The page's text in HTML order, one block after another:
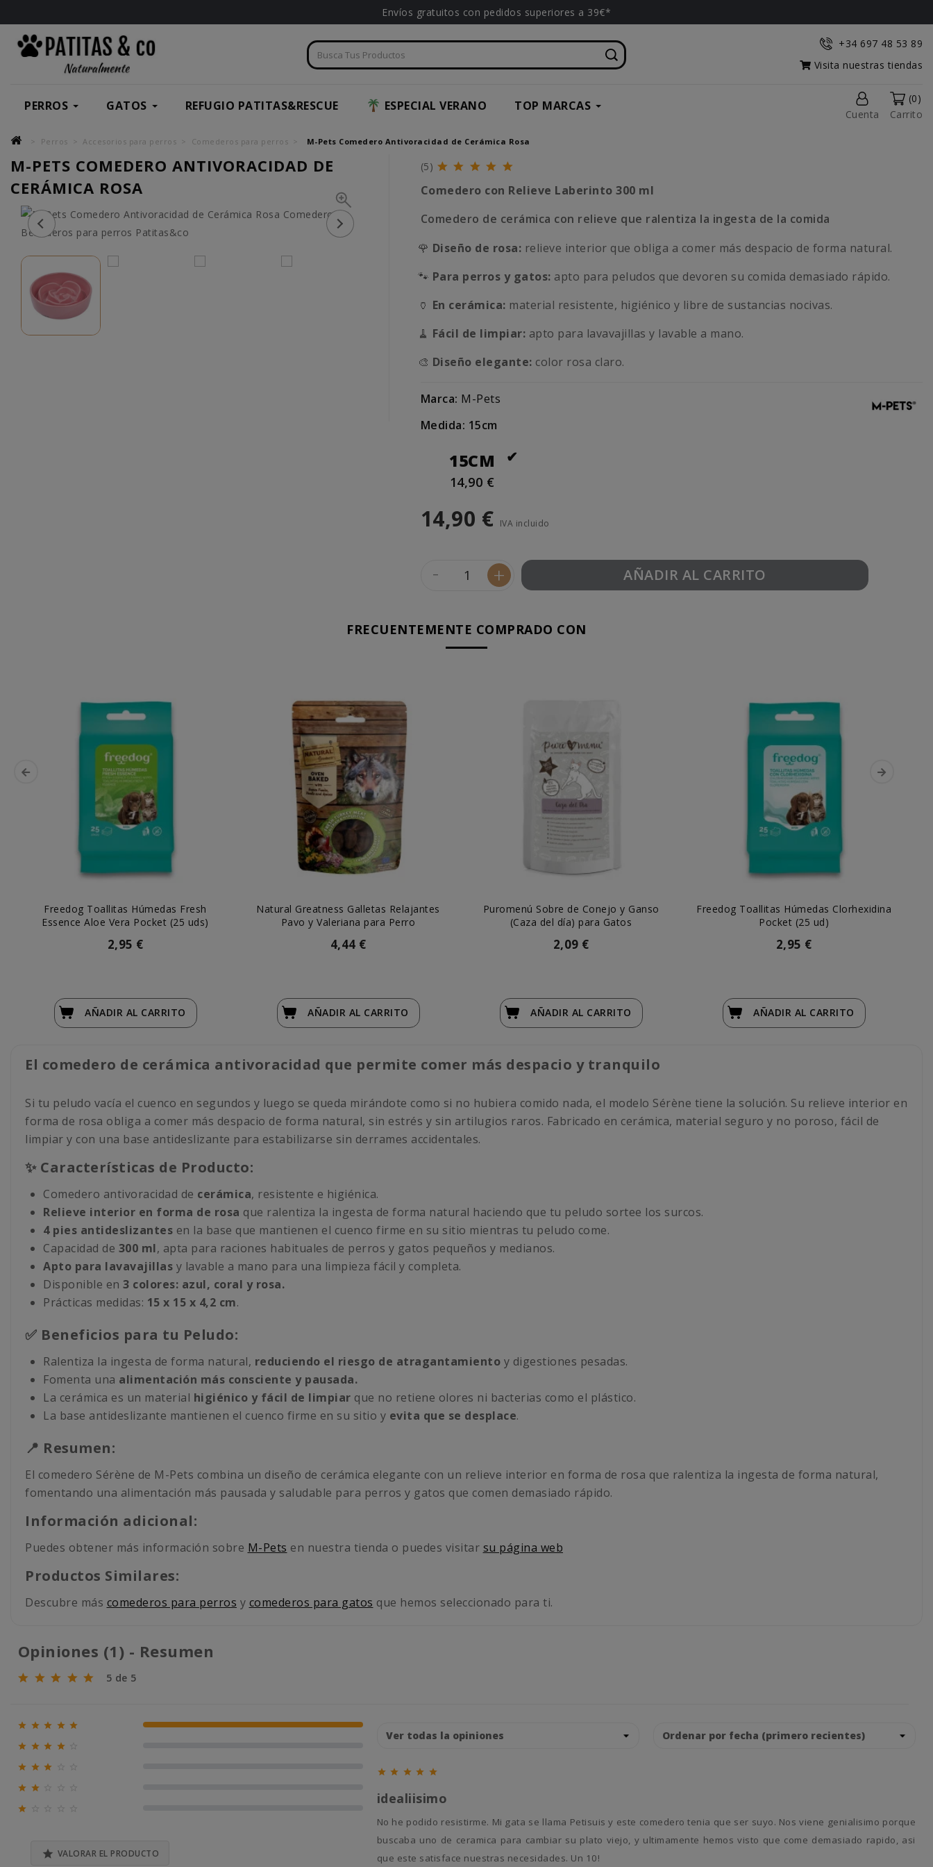
Envíos gratuitos con pedidos superiores a 39€*
+34 697 48 53 89
Visita nuestras tiendas
PERROS GATOS REFUGIO PATITAS&RESCUE ESPECIAL VERANO TOP MARCAS
Cuenta
(0)
Carrito
Perros Accesorios para perros Comederos para perros M-Pets Comedero Antivoracidad de Cerámica Rosa
M-PETS COMEDERO ANTIVORACIDAD DE
CERÁMICA ROSA
(5)
Comedero con Relieve Laberinto 300 ml
Comedero de cerámica con relieve que ralentiza la ingesta de la comida
🌹 Diseño de rosa: relieve interior que obliga a comer más despacio de forma natural.
🐾 Para perros y gatos: apto para peludos que devoren su comida demasiado rápido.
🏺 En cerámica: material resistente, higiénico y libre de sustancias nocivas.
🧹 Fácil de limpiar: apto para lavavajillas y lavable a mano.
🎨 Diseño elegante: color rosa claro.
Marca: M-Pets
Medida: 15cm
15CM
14,90 €
14,90 € IVA incluido
- + AÑADIR AL CARRITO
FRECUENTEMENTE COMPRADO CON
Freedog Toallitas Húmedas Fresh
Essence Aloe Vera Pocket (25 uds)
2,95 €
AÑADIR AL CARRITO
Natural Greatness Galletas Relajantes
Pavo y Valeriana para Perro
4,44 €
AÑADIR AL CARRITO
Puromenú Sobre de Conejo y Ganso
(Caza del día) para Gatos
2,09 €
AÑADIR AL CARRITO
Freedog Toallitas Húmedas Clorhexidina
Pocket (25 ud)
2,95 €
AÑADIR AL CARRITO
El comedero de cerámica antivoracidad que permite comer más despacio y tranquilo
Si tu peludo vacía el cuenco en segundos y luego se queda mirándote como si no hubiera comido nada, el modelo Sérène tiene la solución. Su relieve interior en
forma de rosa obliga a comer más despacio de forma natural, sin estrés y sin artilugios raros. Fabricado en cerámica, material seguro y no poroso, fácil de
limpiar y con una base antideslizante para estabilizarse sin derrames accidentales.
✨ Características de Producto:
Comedero antivoracidad de cerámica, resistente e higiénica.
Relieve interior en forma de rosa que ralentiza la ingesta de forma natural haciendo que tu peludo sortee los surcos.
4 pies antideslizantes en la base que mantienen el cuenco firme en su sitio mientras tu peludo come.
Capacidad de 300 ml, apta para raciones habituales de perros y gatos pequeños y medianos.
Apto para lavavajillas y lavable a mano para una limpieza fácil y completa.
Disponible en 3 colores: azul, coral y rosa.
Prácticas medidas: 15 x 15 x 4,2 cm.
✅ Beneficios para tu Peludo:
Ralentiza la ingesta de forma natural, reduciendo el riesgo de atragantamiento y digestiones pesadas.
Fomenta una alimentación más consciente y pausada.
La cerámica es un material higiénico y fácil de limpiar que no retiene olores ni bacterias como el plástico.
La base antideslizante mantienen el cuenco firme en su sitio y evita que se desplace.
📍 Resumen:
El comedero Sérène de M-Pets combina un diseño de cerámica elegante con un relieve interior en forma de rosa que ralentiza la ingesta de forma natural,
fomentando una alimentación más pausada y saludable para perros y gatos que comen demasiado rápido.
Información adicional:
Puedes obtener más información sobre M-Pets en nuestra tienda o puedes visitar su página web
Productos Similares:
Descubre más comederos para perros y comederos para gatos que hemos seleccionado para ti.
Opiniones (1) - Resumen
5 de 5
     100% (1)
   
  
 

 VALORAR EL PRODUCTO
    
idealiisimo
No he podido resistirme. Mi gata se llama Petisuis y este comedero tenia que ser suyo. Nos viene genialisimo porque
buscaba uno de ceramica para cambiar su plato viejo, y ultimamente hemos visto que come demasiado rapido, asi
que este satisface nuestras necesidades. Un 10!